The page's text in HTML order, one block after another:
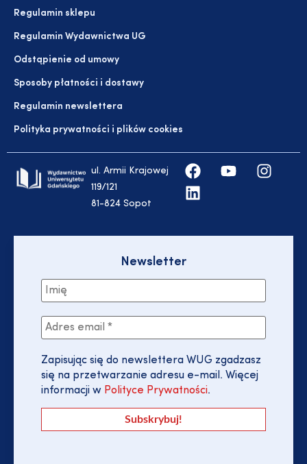
Regulamin sklepu
Regulamin Wydawnictwa UG
Odstąpienie od umowy
Sposoby płatności i dostawy
Regulamin newslettera
Polityka prywatności i plików cookies
ul. Armii Krajowej
119/121
81-824 Sopot
Newsletter
Zapisując się do newslettera WUG zgadzasz
się na przetwarzanie adresu e-mail. Więcej
informacji w Polityce Prywatności.